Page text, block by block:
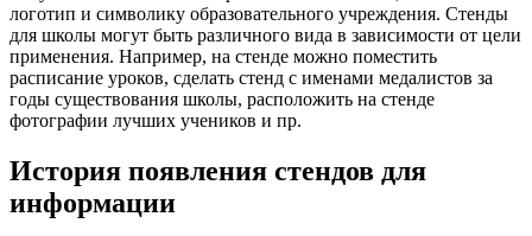
логотип и символику образовательного учреждения. Стенды
для школы могут быть различного вида в зависимости от цели
применения. Например, на стенде можно поместить
расписание уроков, сделать стенд с именами медалистов за
годы существования школы, расположить на стенде
фотографии лучших учеников и пр.
История появления стендов для
информации